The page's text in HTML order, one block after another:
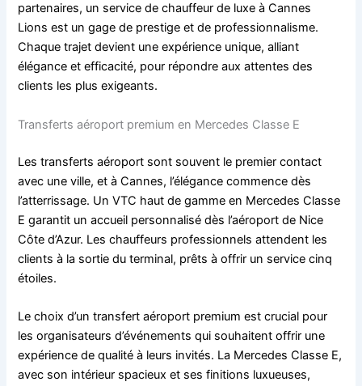
partenaires, un service de chauffeur de luxe à Cannes
Lions est un gage de prestige et de professionnalisme.
Chaque trajet devient une expérience unique, alliant
élégance et efficacité, pour répondre aux attentes des
clients les plus exigeants.
Transferts aéroport premium en Mercedes Classe E
Les transferts aéroport sont souvent le premier contact
avec une ville, et à Cannes, l’élégance commence dès
l’atterrissage. Un VTC haut de gamme en Mercedes Classe
E garantit un accueil personnalisé dès l’aéroport de Nice
Côte d’Azur. Les chauffeurs professionnels attendent les
clients à la sortie du terminal, prêts à offrir un service cinq
étoiles.
Le choix d’un transfert aéroport premium est crucial pour
les organisateurs d’événements qui souhaitent offrir une
expérience de qualité à leurs invités. La Mercedes Classe E,
avec son intérieur spacieux et ses finitions luxueuses,